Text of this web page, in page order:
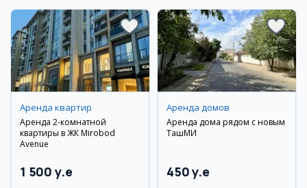
Аренда квартир
Аренда 2-комнатной
квартиры в ЖК Mirobod
Avenue
1 500 y.e
Аренда домов
Аренда дома рядом с новым
ТашМИ
450 y.e